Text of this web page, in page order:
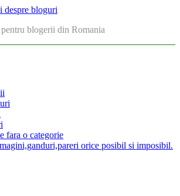
bloguri
pentru blogerii din Romania
fara o categorie
orice posibil si imposibil.